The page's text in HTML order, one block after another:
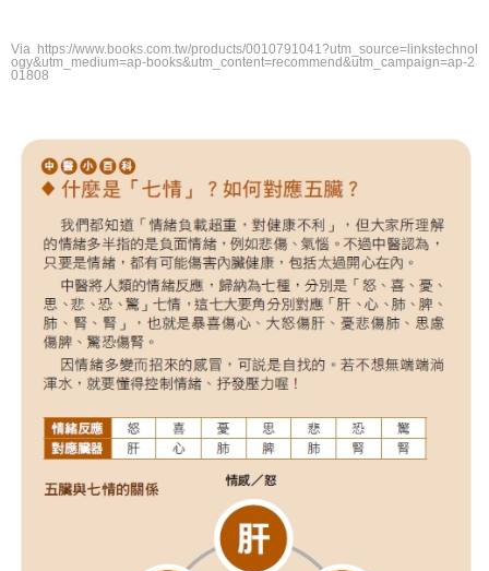
Via https://www.books.com.tw/products/0010791041?utm_source=linkstechnol
ogy&utm_medium=ap-books&utm_content=recommend&utm_campaign=ap-2
01808